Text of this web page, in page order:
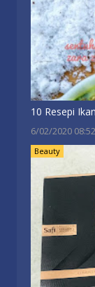
10 Resepi
6/02/2020
Beauty